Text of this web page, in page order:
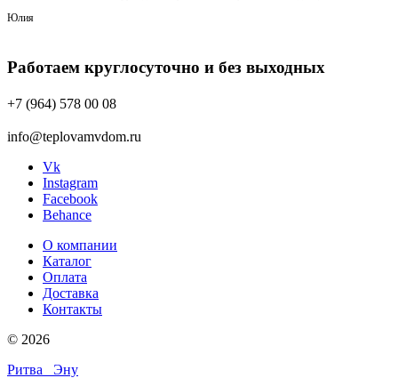
Юлия
Работаем круглосуточно и без выходных
+7 (964) 578 00 08
info@teplovamvdom.ru
Vk
Instagram
Facebook
Behance
О компании
Каталог
Оплата
Доставка
Контакты
© 2026
Ритва
Эну